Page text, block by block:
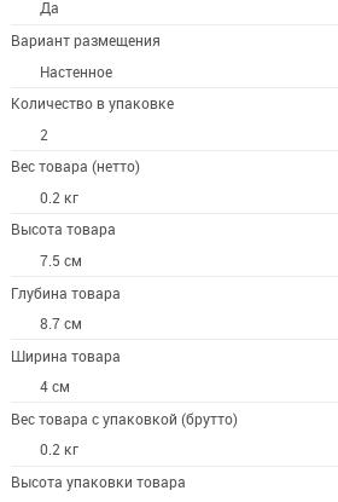
Да
Вариант размещения
Настенное
Количество в упаковке
2
Вес товара (нетто)
0.2 кг
Высота товара
7.5 см
Глубина товара
8.7 см
Ширина товара
4 см
Вес товара с упаковкой (брутто)
0.2 кг
Высота упаковки товара